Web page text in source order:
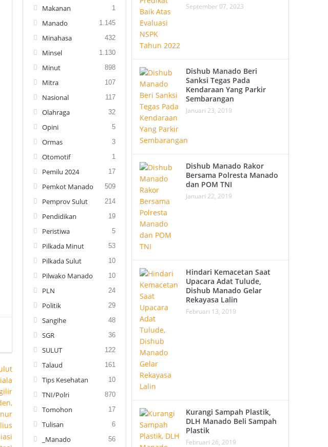
Makanan 1
Manado 1.145
Minahasa 432
Minsel 1.130
Minut 898
Mitra 107
Nasional 117
Olahraga 32
Opini 5
Ormas 3
Otomotif 1
Pemilu 2024 17
Pemkot Manado 509
Pemprov Sulut 214
Pendidikan 19
Peristiwa 5
Pilkada Minut 53
Pilkada Sulut 10
Pilwako Manado 10
PLN 24
Politik 29
Sangihe 48
SGR 36
SULUT 122
Talaud 161
Tips Kesehatan 10
TNI/Polri 870
Tomohon 17
Tulisan 6
_Manado 56
September 07, 2023
Dishub Manado Beri
Sanksi Tegas Pada
Kendaraan Yang Parkir
Sembarangan
Januari 23, 2019
Dishub Manado Rakor
Bersama Polresta Manado
dan POM TNI
Januari 22, 2019
Hindari Kemacetan Saat
Upacara Adat Tulude,
Dishub Manado Gelar
Rekayasa Lalin
Februari 13, 2019
Kurangi Sampah Plastik,
DLH Manado Beli Sampah
Plastik
Februari 26, 2019